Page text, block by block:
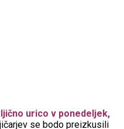
urico v ponedeljek,
se bodo preizkusili